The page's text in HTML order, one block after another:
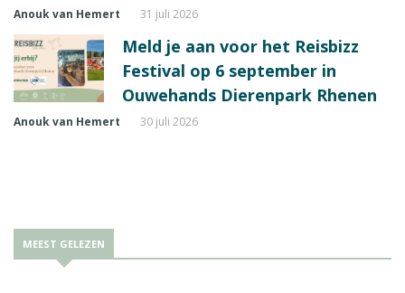
Anouk van Hemert 31 juli 2026
Meld je aan voor het Reisbizz
Festival op 6 september in
Ouwehands Dierenpark Rhenen
Anouk van Hemert 30 juli 2026
MEEST GELEZEN